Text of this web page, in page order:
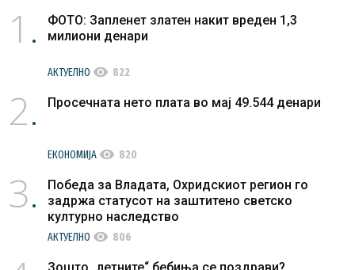
1
ФОТО: Запленет златен накит вреден 1,3
милиони денари
АКТУЕЛНО visibility 822
2 Просечната нето плата во мај 49.544 денари
ЕКОНОМИЈА visibility 820
3
Победа за Владата, Охридскиот регион го
задржа статусот на заштитено светско
културно наследство
АКТУЕЛНО visibility 806